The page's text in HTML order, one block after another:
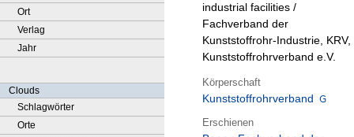
Ort
Verlag
Jahr
Clouds
Schlagwörter
Orte
industrial facilities /
Fachverband der
Kunststoffrohr-Industrie, KRV,
Kunststoffrohrverband e.V.
Körperschaft
Kunststoffrohrverband
Erschienen